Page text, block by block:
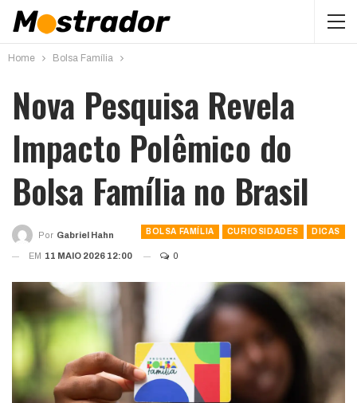
Home Bolsa Família
Nova Pesquisa Revela
Impacto Polêmico do
Bolsa Família no Brasil
BOLSA FAMÍLIA CURIOSIDADES DICAS
Por Gabriel Hahn
EM 11 MAIO 2026 12:00 0